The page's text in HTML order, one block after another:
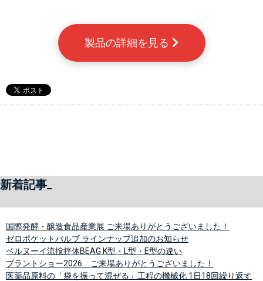
製品の詳細を見る
新着記事
国際発酵・醸造食品産業展 ご来場ありがとうございました！
ゼロポケットバルブ ラインナップ追加のお知らせ
ベルヌーイ流撹拌体BEAG K型・L型・E型の違い
プラントショー2026 ご来場ありがとうございました！
医薬品原料の「袋を振って混ぜる」工程の機械化 1日18回繰り返す